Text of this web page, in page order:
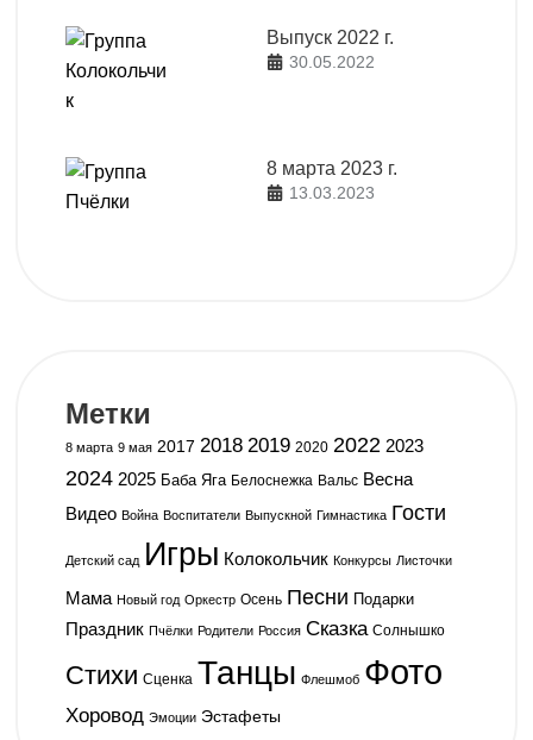
Выпуск 2022 г.
30.05.2022
8 марта 2023 г.
13.03.2023
Метки
8 марта 9 мая 2017 2018 2019 2020 2022 2023
2024 2025 Баба Яга Белоснежка Вальс Весна
Видео Война Воспитатели Выпускной Гимнастика Гости
Детский сад Игры Колокольчик Конкурсы Листочки
Мама Новый год Оркестр Осень Песни Подарки
Праздник Пчёлки Родители Россия Сказка Солнышко
Стихи Сценка Танцы Флешмоб Фото
Хоровод Эмоции Эстафеты